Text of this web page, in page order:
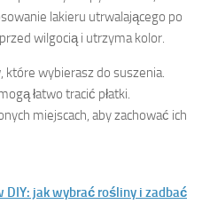
lakieru utrwalającego po
wilgocią i utrzyma kolor.
które wybierasz do suszenia.
łatwo tracić płatki.
miejscach, aby zachować ich
DIY: jak wybrać rośliny i zadbać